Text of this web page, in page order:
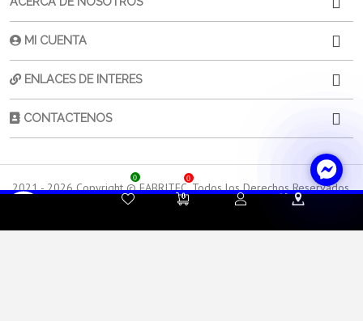
0 0
Atención al
MI CUENTA
ENLACES DE INTERES
CONTACTENOS
2021 -2026Copyright © FABRITEC. Todos los Derechos Reservados.
Desarrollado por HTEC